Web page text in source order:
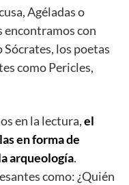
Agéladas o
encontramos con
los poetas
como Pericles,
en la lectura,el
en forma de
arqueología.
como: ¿Quién